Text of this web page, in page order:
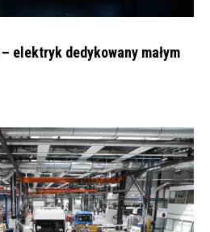
elektryk dedykowany małym